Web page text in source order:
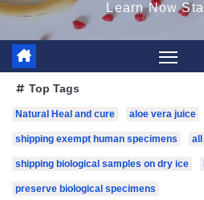
Learn Now
Top Tags
Natural Heal and cure aloe vera juice
shipping exempt human specimens all
shipping biological samples on dry ice
preserve biological specimens